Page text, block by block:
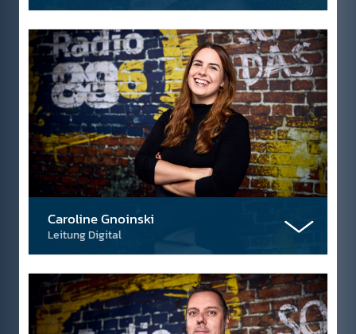
Caroline Gnoinski
Leitung Digital